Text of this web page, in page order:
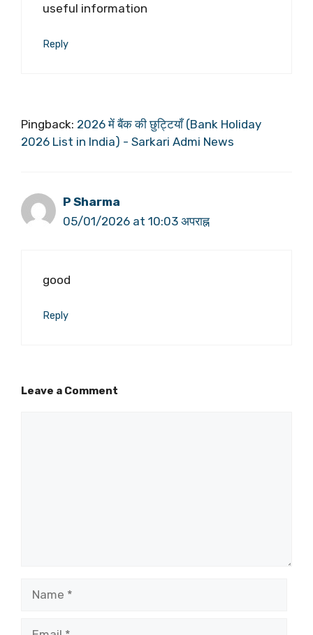
useful information
Reply
Pingback: 2026 में बैंक की छुट्टियाँ (Bank Holiday
2026 List in India) - Sarkari Admi News
P Sharma
05/01/2026 at 10:03 अपराह्न
good
Reply
Leave a Comment